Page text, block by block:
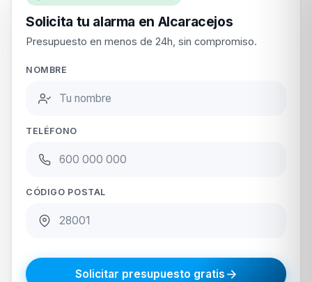
Solicita tu alarma en Alcaracejos
Presupuesto en menos de 24h, sin compromiso.
NOMBRE
TELÉFONO
CÓDIGO POSTAL
Solicitar presupuesto gratis